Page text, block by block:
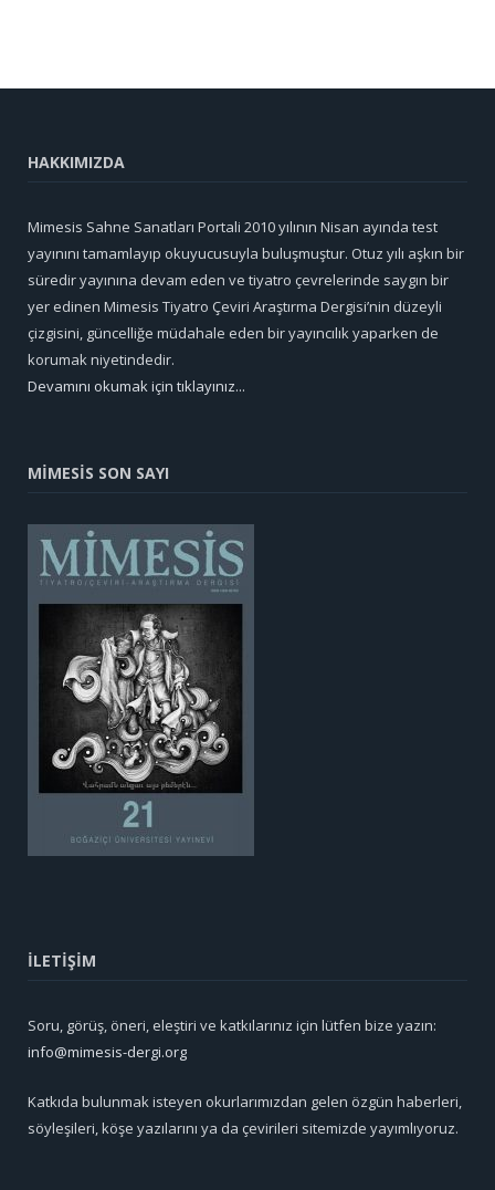
HAKKIMIZDA
Mimesis Sahne Sanatları Portali 2010 yılının Nisan ayında test
yayınını tamamlayıp okuyucusuyla buluşmuştur. Otuz yılı aşkın bir
süredir yayınına devam eden ve tiyatro çevrelerinde saygın bir
yer edinen Mimesis Tiyatro Çeviri Araştırma Dergisi’nin düzeyli
çizgisini, güncelliğe müdahale eden bir yayıncılık yaparken de
korumak niyetindedir.
Devamını okumak için tıklayınız...
MİMESİS SON SAYI
İLETİŞİM
Soru, görüş, öneri, eleştiri ve katkılarınız için lütfen bize yazın:
info@mimesis-dergi.org
Katkıda bulunmak isteyen okurlarımızdan gelen özgün haberleri,
söyleşileri, köşe yazılarını ya da çevirileri sitemizde yayımlıyoruz.